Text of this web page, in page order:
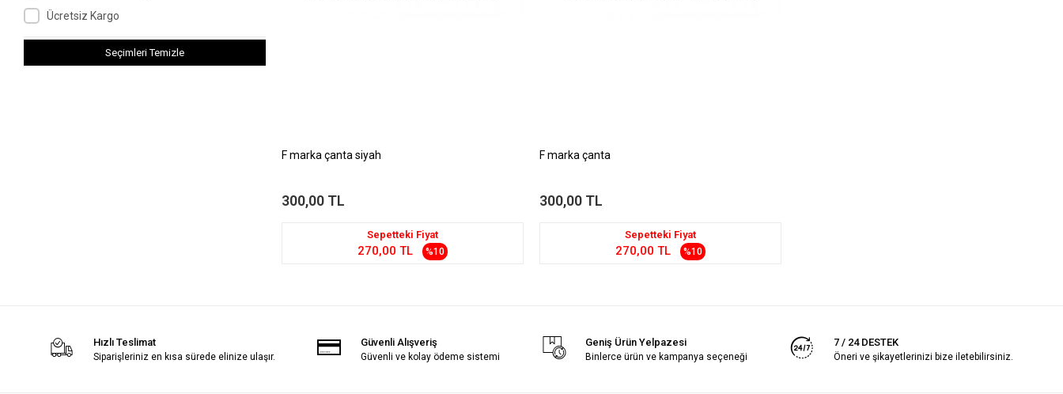
Ücretsiz Kargo
Seçimleri Temizle
F marka çanta siyah
300,00 TL
Sepetteki Fiyat
270,00 TL %10
F marka çanta
300,00 TL
Sepetteki Fiyat
270,00 TL %10
Hızlı Teslimat
Siparişleriniz en kısa sürede elinize ulaşır.
Güvenli Alışveriş
Güvenli ve kolay ödeme sistemi
Geniş Ürün Yelpazesi
Binlerce ürün ve kampanya seçeneği
7 / 24 DESTEK
Öneri ve şikayetlerinizi bize iletebilirsiniz.